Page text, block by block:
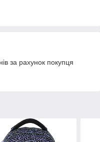
за рахунок покупця